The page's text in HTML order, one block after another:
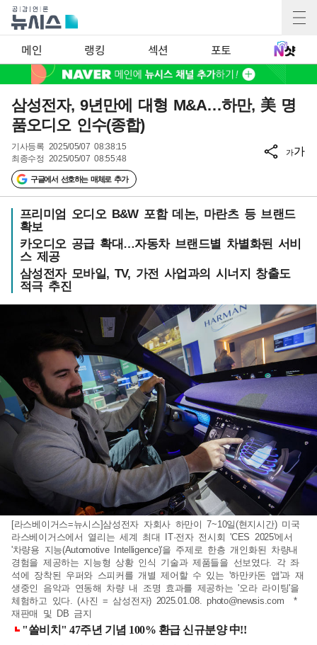
메인 랭킹 섹션 포토
삼성전자, 9년만에 대형 M&A…하만, 美 명
품오디오 인수(종합)
기사등록 2025/05/07 08:38:15
최종수정 2025/05/07 08:55:48
구글에서 선호하는 매체로 추가
가가
프리미엄 오디오 B&W 포함 데논, 마란츠 등 브랜드
확보
카오디오 공급 확대…자동차 브랜드별 차별화된 서비
스 제공
삼성전자 모바일, TV, 가전 사업과의 시너지 창출도
적극 추진
[라스베이거스=뉴시스]삼성전자 자회사 하만이 7~10일(현지시간) 미국
라스베이거스에서 열리는 세계 최대 IT·전자 전시회 'CES 2025'에서
'차량용 지능(Automotive Intelligence)'을 주제로 한층 개인화된 차량내
경험을 제공하는 지능형 상황 인식 기술과 제품들을 선보였다. 각 좌
석에 장착된 우퍼와 스피커를 개별 제어할 수 있는 '하만카돈 앱'과 재
생중인 음악과 연동해 차량 내 조명 효과를 제공하는 '오라 라이팅'을
체험하고 있다. (사진 = 삼성전자) 2025.01.08.photo@newsis.com *
재판매 및 DB 금지